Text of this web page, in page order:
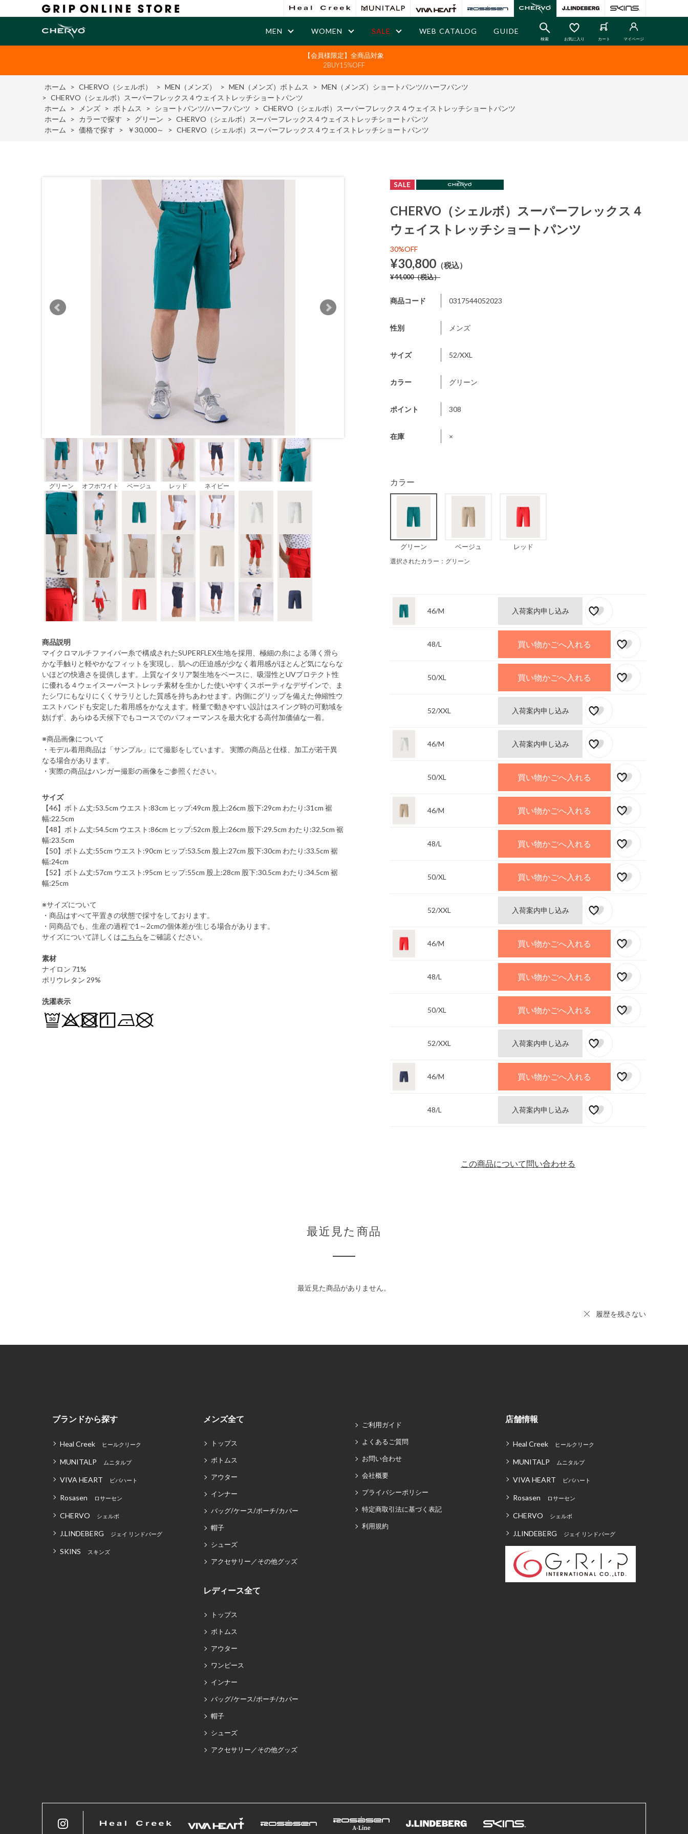
MEN WOMEN SALE WEB CATALOG GUIDE
検索 お気に入り カート マイページ
【会員様限定】全商品対象
2BUY15%OFF
ホーム > CHERVO（シェルボ） > MEN（メンズ） > MEN（メンズ）ボトムス > MEN（メンズ）ショートパンツ/ハーフパンツ
> CHERVO（シェルボ）スーパーフレックス４ウェイストレッチショートパンツ
ホーム
> メンズ > ボトムス > ショートパンツ/ハーフパンツ > CHERVO（シェルボ）スーパーフレックス４ウェイストレッチショートパンツ
ホーム
> カラーで探す > グリーン > CHERVO（シェルボ）スーパーフレックス４ウェイストレッチショートパンツ
ホーム
> 価格で探す > ￥30,000～ > CHERVO（シェルボ）スーパーフレックス４ウェイストレッチショートパンツ
グリーン オフホワイト ベージュ レッド ネイビー
商品説明
マイクロマルチファイバー糸で構成されたSUPERFLEX生地を採用、極細の糸による薄く滑ら
かな手触りと軽やかなフィットを実現し、肌への圧迫感が少なく着用感がほとんど気にならな
いほどの快適さを提供します。上質なイタリア製生地をベースに、吸湿性とUVプロテクト性
に優れる４ウェイスーパーストレッチ素材を生かした使いやすくスポーティなデザインで、ま
たシワにもなりにくくサラリとした質感を持ちあわせます。内側にグリップを備えた伸縮性ウ
エストバンドも安定した着用感をかなえます。軽量で動きやすい設計はスイング時の可動域を
妨げず、あらゆる天候下でもコースでのパフォーマンスを最大化する高付加価値な一着。
※商品画像について
・モデル着用商品は「サンプル」にて撮影をしています。 実際の商品と仕様、加工が若干異
なる場合があります。
・実際の商品はハンガー撮影の画像をご参照ください。
サイズ
【46】ボトム丈:53.5cm ウエスト:83cm ヒップ:49cm 股上:26cm 股下:29cm わたり:31cm 裾
幅:22.5cm
【48】ボトム丈:54.5cm ウエスト:86cm ヒップ:52cm 股上:26cm 股下:29.5cm わたり:32.5cm 裾
幅:23.5cm
【50】ボトム丈:55cm ウエスト:90cm ヒップ:53.5cm 股上:27cm 股下:30cm わたり:33.5cm 裾
幅:24cm
【52】ボトム丈:57cm ウエスト:95cm ヒップ:55cm 股上:28cm 股下:30.5cm わたり:34.5cm 裾
幅:25cm
※サイズについて
・商品はすべて平置きの状態で採寸をしております。
・同商品でも、生産の過程で1～2cmの個体差が生じる場合があります。
サイズについて詳しくはこちらをご確認ください。
素材
ナイロン 71%
ポリウレタン 29%
洗濯表示
CHERVO（シェルボ）スーパーフレックス４
ウェイストレッチショートパンツ
30%OFF
¥30,800 （税込）
¥44,000（税込）
商品コード 0317544052023
性別 メンズ
サイズ 52/XXL
カラー グリーン
ポイント 308
在庫 ×
カラー
グリーン ベージュ レッド
選択されたカラー：グリーン
46/M 入荷案内申し込み
48/L 買い物かごへ入れる
50/XL 買い物かごへ入れる
52/XXL 入荷案内申し込み
46/M 入荷案内申し込み
50/XL 買い物かごへ入れる
46/M 買い物かごへ入れる
48/L 買い物かごへ入れる
50/XL 買い物かごへ入れる
52/XXL 入荷案内申し込み
46/M 買い物かごへ入れる
48/L 買い物かごへ入れる
50/XL 買い物かごへ入れる
52/XXL 入荷案内申し込み
46/M 買い物かごへ入れる
48/L 入荷案内申し込み
この商品について問い合わせる
最近見た商品
最近見た商品がありません。
履歴を残さない
ブランドから探す
Heal Creek ヒールクリーク
MUNITALP ムニタルプ
VIVA HEART ビバハート
Rosasen ロサーセン
CHERVO シェルボ
J.LINDEBERG ジェイ リンドバーグ
SKINS スキンズ
メンズ全て
トップス
ボトムス
アウター
インナー
バッグ/ケース/ポーチ/カバー
帽子
シューズ
アクセサリー／その他グッズ
レディース全て
トップス
ボトムス
アウター
ワンピース
インナー
バッグ/ケース/ポーチ/カバー
帽子
シューズ
アクセサリー／その他グッズ
ご利用ガイド
よくあるご質問
お問い合わせ
会社概要
プライバシーポリシー
特定商取引法に基づく表記
利用規約
店舗情報
Heal Creek ヒールクリーク
MUNITALP ムニタルプ
VIVA HEART ビバハート
Rosasen ロサーセン
CHERVO シェルボ
J.LINDEBERG ジェイ リンドバーグ